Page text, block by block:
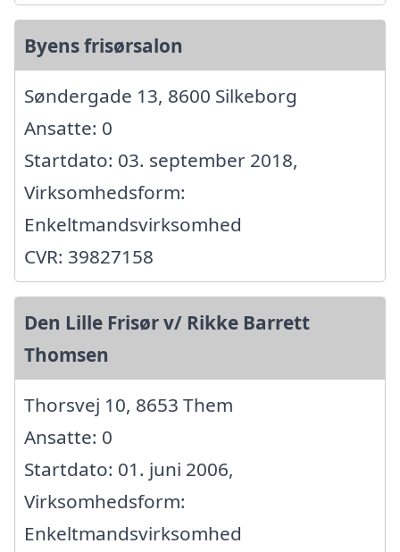
Byens frisørsalon
Søndergade 13, 8600 Silkeborg
Ansatte: 0
Startdato: 03. september 2018,
Virksomhedsform:
Enkeltmandsvirksomhed
CVR: 39827158
Den Lille Frisør v/ Rikke Barrett
Thomsen
Thorsvej 10, 8653 Them
Ansatte: 0
Startdato: 01. juni 2006,
Virksomhedsform:
Enkeltmandsvirksomhed